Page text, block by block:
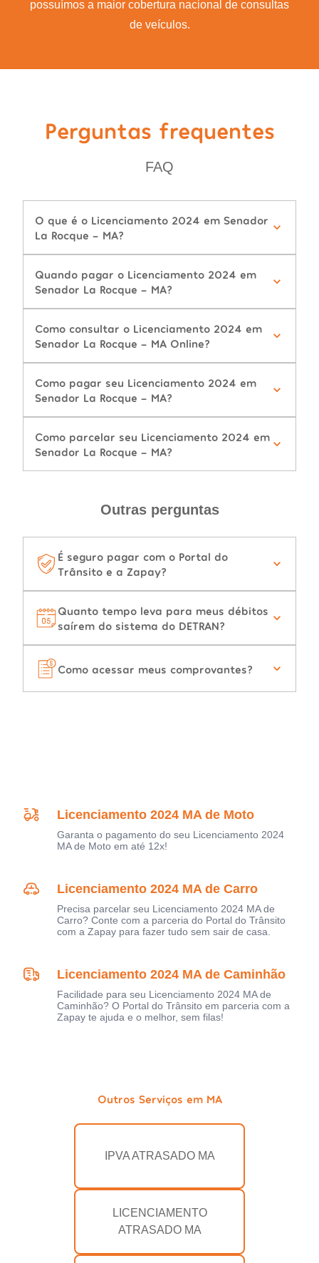
possuímos a maior cobertura nacional de consultas
de veículos.
Perguntas frequentes
FAQ
O que é o Licenciamento 2024 em Senador
La Rocque - MA?
Quando pagar o Licenciamento 2024 em
Senador La Rocque - MA?
Como consultar o Licenciamento 2024 em
Senador La Rocque - MA Online?
Como pagar seu Licenciamento 2024 em
Senador La Rocque - MA?
Como parcelar seu Licenciamento 2024 em
Senador La Rocque - MA?
Outras perguntas
É seguro pagar com o Portal do
Trânsito e a Zapay?
Quanto tempo leva para meus débitos
saírem do sistema do DETRAN?
Como acessar meus comprovantes?
Licenciamento 2024 MA de Moto
Garanta o pagamento do seu Licenciamento 2024
MA de Moto em até 12x!
Licenciamento 2024 MA de Carro
Precisa parcelar seu Licenciamento 2024 MA de
Carro? Conte com a parceria do Portal do Trânsito
com a Zapay para fazer tudo sem sair de casa.
Licenciamento 2024 MA de Caminhão
Facilidade para seu Licenciamento 2024 MA de
Caminhão? O Portal do Trânsito em parceria com a
Zapay te ajuda e o melhor, sem filas!
Outros Serviços em MA
IPVA ATRASADO MA
LICENCIAMENTO
ATRASADO MA